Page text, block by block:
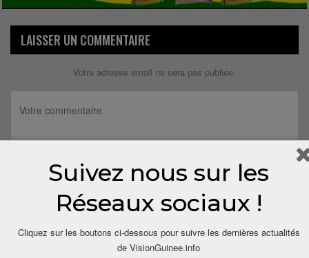
LAISSER UN COMMENTAIRE
Votre adresse email ne sera pas publiée.
Suivez nous sur les
Réseaux sociaux !
Cliquez sur les boutons ci-dessous pour suivre les dernières actualités
de VisionGuinee.info